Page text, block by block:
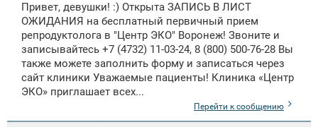
Привет, девушки! :) Открыта ЗАПИСЬ В ЛИСТ
ОЖИДАНИЯ на бесплатный первичный прием
репродуктолога в "Центр ЭКО" Воронеж! Звоните и
записывайтесь +7 (4732) 11-03-24, 8 (800) 500-76-28 Вы
также можете заполнить форму и записаться через
сайт клиники Уважаемые пациенты! Клиника «Центр
ЭКО» приглашает всех...
Перейти к сообщению